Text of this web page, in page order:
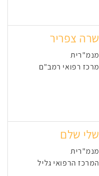
שרה צפריר
מנמ"רית
מרכז רפואי רמב"ם
שלי שלם
מנמ"רית
המרכז הרפואי גליל